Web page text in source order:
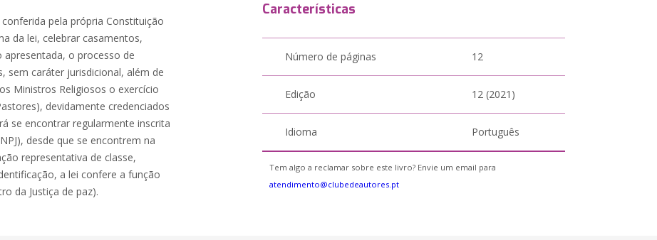
pela própria Constituição
da lei, celebrar casamentos,
o processo de
sem caráter jurisdicional, além de
Ministros Religiosos o exercício
devidamente credenciados
se encontrar regularmente inscrita
desde que se encontrem na
representativa de classe,
a lei confere a função
da Justiça de paz).
Características
Número de páginas 12
Edição 12 (2021)
Idioma Português
Tem algo a reclamar sobre este livro? Envie um email para
atendimento@clubedeautores.pt